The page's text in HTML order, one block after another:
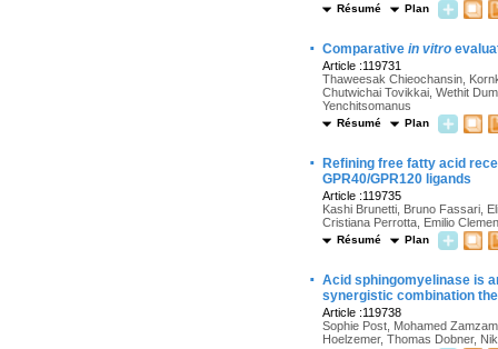
Résumé Plan
· Comparative in vitro
Article :119731
Thaweesak Chieochansin,
Chutwichai Tovikkai, Wethit
Yenchitsomanus
Résumé Plan
·
Refining free fatty acid
GPR40/GPR120 ligands
Article :119735
Kashi Brunetti, Bruno Fassari,
Cristiana Perrotta, Emilio
Résumé Plan
· Acid sphingomyelinase is
synergistic combination
Article :119738
Sophie Post, Mohamed
Hoelzemer, Thomas Dobner,